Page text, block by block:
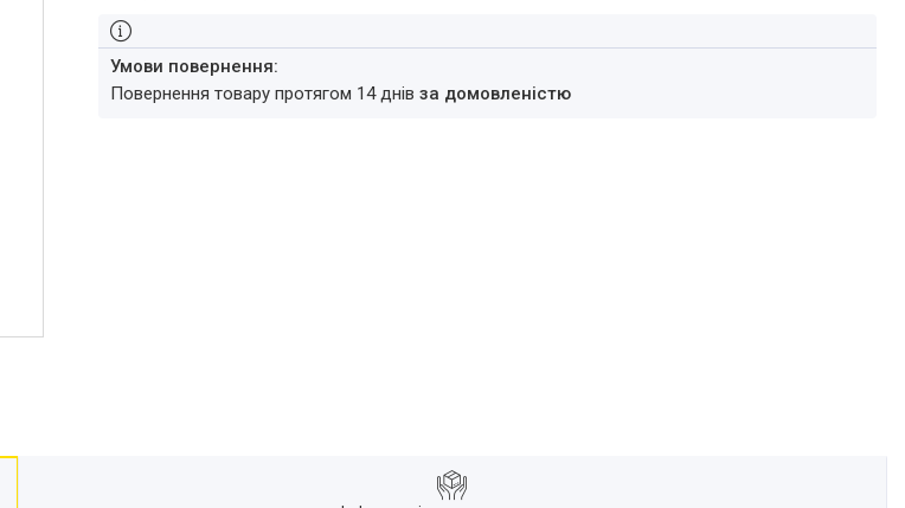
повернення товару протягом 14 днів за домовленістю